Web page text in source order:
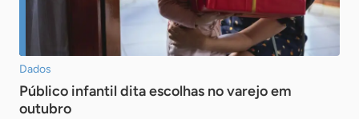
Dados
Público infantil dita escolhas no varejo em
outubro